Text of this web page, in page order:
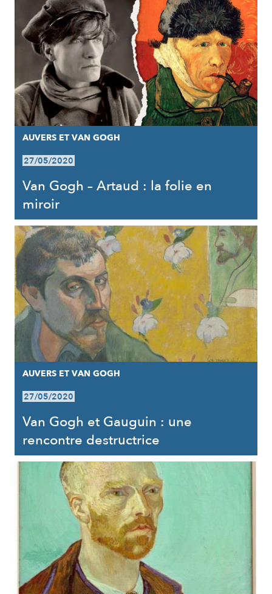
AUVERS ET VAN GOGH
27/05/2020
Van Gogh – Artaud : la folie en
miroir
AUVERS ET VAN GOGH
27/05/2020
Van Gogh et Gauguin : une
rencontre destructrice